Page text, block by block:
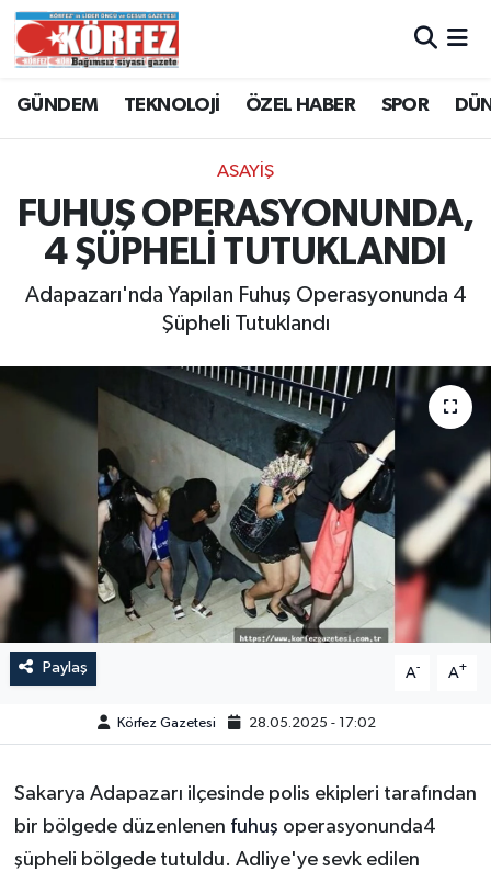
GÜNDEM TEKNOLOJİ ÖZEL HABER SPOR
ASAYİŞ
FUHUŞ OPERASYONUNDA,
4 ŞÜPHELİ TUTUKLANDI
Adapazarı'nda Yapılan Fuhuş Operasyonunda 4
Şüpheli Tutuklandı
Paylaş A- A+
Körfez Gazetesi 28.05.2025 - 17:02
Sakarya Adapazarı ilçesinde polis ekipleri tarafından
bir bölgede düzenlenen fuhuş operasyonunda4
şüpheli bölgede tutuldu. Adliye'ye sevk edilen
Trafik Durumu
Süper Lig Puan Durumu ve Fikstür
Tüm Manşetler
Son Dakika Haberleri
Haber Arşivi